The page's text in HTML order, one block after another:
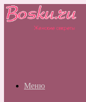
Меню